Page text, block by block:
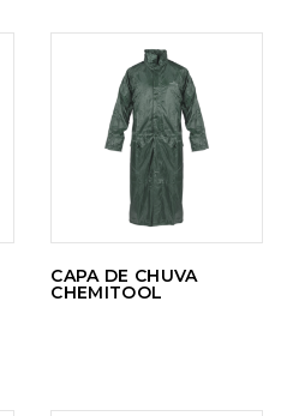
LER
MAIS
CAPA DE CHUVA
CHEMITOOL